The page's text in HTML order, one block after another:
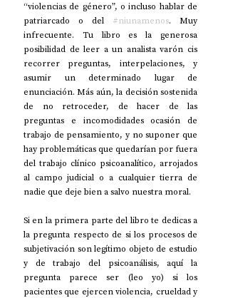
“violencias de género”, o incluso hablar de
patriarcado o del #niunamenos. Muy
infrecuente. Tu libro es la generosa
posibilidad de leer a un analista varón cis
recorrer preguntas, interpelaciones, y
asumir un determinado lugar de
enunciación. Más aún, la decisión sostenida
de no retroceder, de hacer de las
preguntas e incomodidades ocasión de
trabajo de pensamiento, y no suponer que
hay problemáticas que quedarían por fuera
del trabajo clínico psicoanalítico, arrojados
al campo judicial o a cualquier tierra de
nadie que deje bien a salvo nuestra moral.
Si en la primera parte del libro te dedicas a
la pregunta respecto de si los procesos de
subjetivación son legítimo objeto de estudio
y de trabajo del psicoanálisis, aquí la
pregunta parece ser (leo yo) si los
pacientes que ejercen violencia, crueldad y